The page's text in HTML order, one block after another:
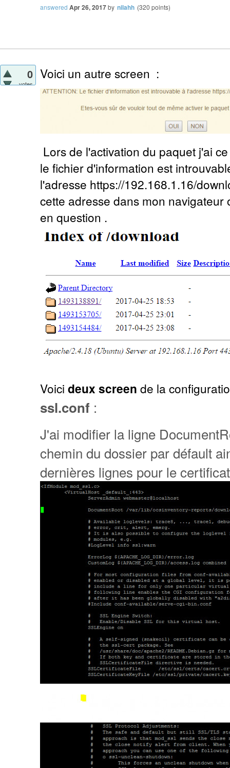
answered Apr 26, 2017by nilahh (320 points)
0
votes
Voici un autre screen :
Lors de l'activation du paquet j'ai
le fichier d'information est
l'adresse https://192.168.1.16/
cette adresse dans mon
en question .
Voici deux screen de la
ssl.conf :
J'ai modifier la ligne
chemin du dossier par défault
dernières lignes pour le